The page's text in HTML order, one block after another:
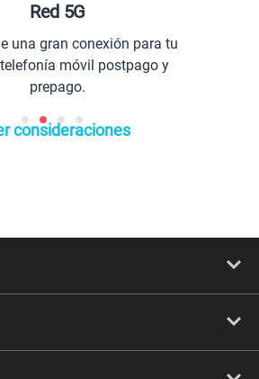
Red 5G
gran conexión para tu
móvil postpago y
prepago.
consideraciones